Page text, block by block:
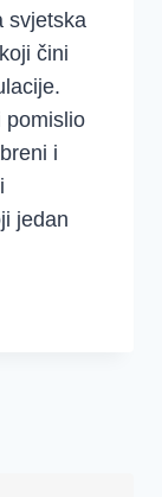
svjetska
čini
pomislio
i
jedan